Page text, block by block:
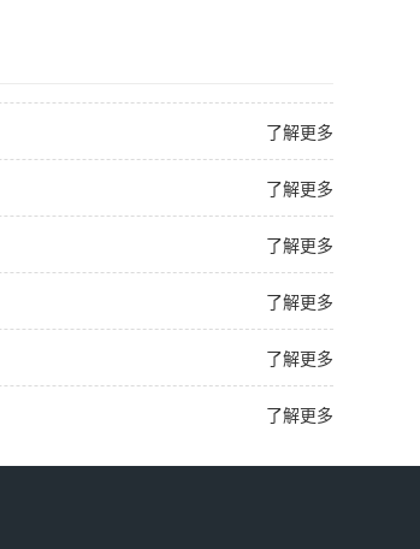
了解更多
了解更多
了解更多
了解更多
了解更多
了解更多